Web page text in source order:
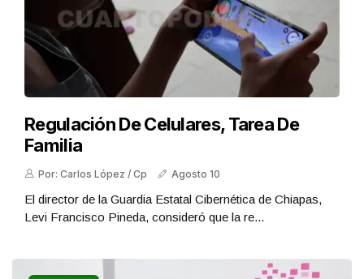
Regulación De Celulares, Tarea De
Familia
Por: Carlos López / Cp Agosto 10
El director de la Guardia Estatal Cibernética de Chiapas,
Levi Francisco Pineda, consideró que la re...